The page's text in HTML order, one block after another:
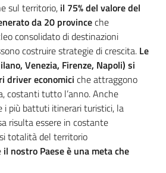
sul territorio, il 75% del valore del
da 20 provinceche
consolidato di destinazioni
costruire strategie di crescita. Le
Venezia, Firenze, Napoli) si
driver economici che attraggono
costanti tutto l’anno. Anche
i più battuti itinerari turistici, la
risulta essere in costante
totalità del territorio
il nostro Paese è una meta che